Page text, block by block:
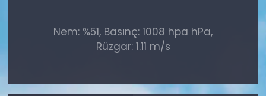
Nem: %51, Basınç: 1008 hpa hPa,
Rüzgar: 1.11 m/s